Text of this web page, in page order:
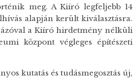
meg. A Kiíró legfeljebb 14
alapján került kiválasztásra.
a Kiíró hirdetmény nélküli
központ végleges építészeti
kutatás és tudásmegosztás új,